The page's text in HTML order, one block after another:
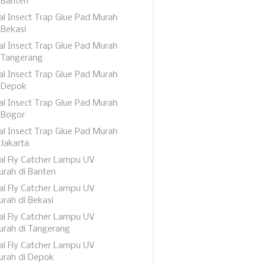
Insect Trap Glue Pad Murah
Insect Trap Glue Pad Murah
Insect Trap Glue Pad Murah
Insect Trap Glue Pad Murah
Insect Trap Glue Pad Murah
Fly Catcher Lampu UV
di Banten
Fly Catcher Lampu UV
di Bekasi
Fly Catcher Lampu UV
di Tangerang
Fly Catcher Lampu UV
di Depok